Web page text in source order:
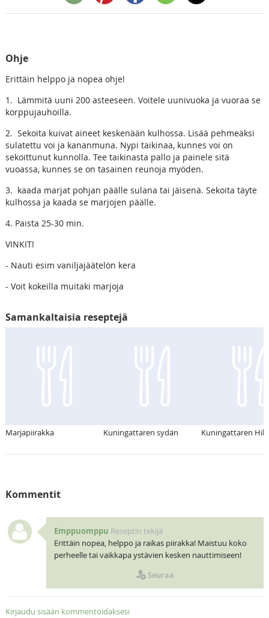
Ohje
Erittäin helppo ja nopea ohje!
1. Lämmitä uuni 200 asteeseen. Voitele uunivuoka ja vuoraa se
korppujauhoilla.
2. Sekoita kuivat aineet keskenään kulhossa. Lisää pehmeäksi
sulatettu voi ja kananmuna. Nypi taikinaa, kunnes voi on
sekoittunut kunnolla. Tee taikinasta pallo ja painele sitä
vuoassa, kunnes se on tasainen reunoja myöden.
3. kaada marjat pohjan päälle sulana tai jäisenä. Sekoita täyte
kulhossa ja kaada se marjojen päälle.
4. Paista 25-30 min.
VINKIT!
- Nauti esim vaniljajäätelön kera
- Voit kokeilla muitaki marjoja
Samankaltaisia reseptejä
Marjapiirakka Kuningattaren sydän Kuningattaren
Kommentit
Emppuomppu Reseptin tekijä
Erittäin nopea, helppo ja raikas piirakka! Maistuu koko
perheelle tai vaikkapa ystävien kesken nauttimiseen!
Seuraa
Kirjaudu sisään kommentoidaksesi